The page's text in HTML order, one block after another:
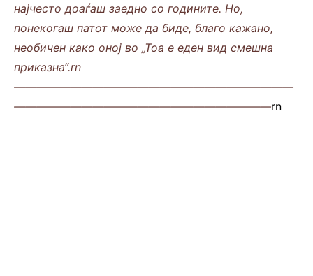
најчесто доаѓаш заедно со годините. Но,
понекогаш патот може да биде, благо кажано,
необичен како оној во „Тоа е еден вид смешна
приказна“.rn
—————————————————————————
———————————————————————rn